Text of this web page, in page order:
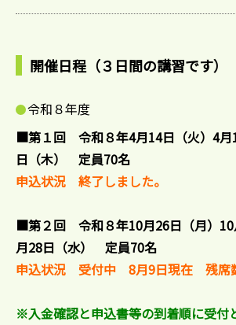
開催日程（３日間の講習です）
令和８年度
■第１回 令和８年4月14日（火）4月
日（木） 定員70名
申込状況 終了しました。
■第２回 令和８年10月26日（月）10
月28日（水） 定員70名
申込状況 受付中 8月9日現在 残
※入金確認と申込書等の到着順に受付